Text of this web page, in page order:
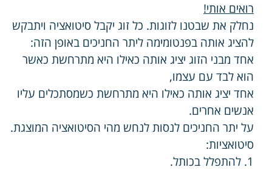
רואים אותי!
נחלק את שבטנו לזוגות. כל זוג יקבל סיטואציה ויתבקש
להציג אותה בפנטומימה ליתר החניכים באופן הזה:
אחד מבני הזוג יציג אותה כאילו היא מתרחשת כאשר
הוא לבד עם עצמו,
אחד יציג אותה כאילו היא מתרחשת כשמסתכלים עליו
אנשים אחרים.
על יתר החניכים לנסות לנחש מהי הסיטואציה המוצגת.
סיטואציות:
1. להתפלל בכותל.